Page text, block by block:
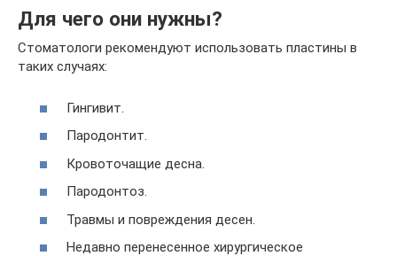
Для чего они нужны?
Стоматологи рекомендуют использовать пластины в
таких случаях:
Гингивит.
Пародонтит.
Кровоточащие десна.
Пародонтоз.
Травмы и повреждения десен.
Недавно перенесенное хирургическое